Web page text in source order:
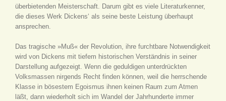
überbietenden Meisterschaft. Darum gibt es viele Literaturkenner,
die dieses Werk Dickens‘ als seine beste Leistung überhaupt
ansprechen.
Das tragische »Muß« der Revolution, ihre furchtbare Notwendigkeit
wird von Dickens mit tiefem historischen Verständnis in seiner
Darstellung aufgezeigt. Wenn die geduldigen unterdrückten
Volksmassen nirgends Recht finden können, weil die herrschende
Klasse in bösestem Egoismus ihnen keinen Raum zum Atmen
läßt, dann wiederholt sich im Wandel der Jahrhunderte immer